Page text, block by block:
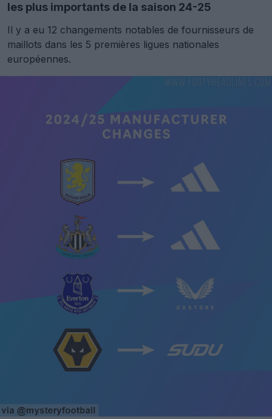
les plus importants de la saison 24-25
Il y a eu 12 changements notables de fournisseurs de
maillots dans les 5 premières ligues nationales
européennes.